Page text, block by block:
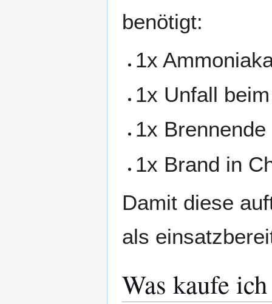
benötigt:
1x
1x Unfall
1x
1x Brand in
Damit diese
als
Was kaufe